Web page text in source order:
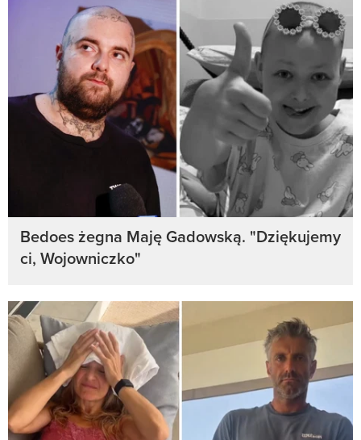
Bedoes żegna Maję Gadowską. "Dziękujemy
ci, Wojowniczko"